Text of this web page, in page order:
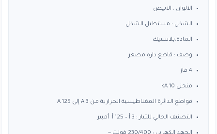
خلالالالوان : الابيض
الشكل : مستطيل الشكل
المادة:بلاستيك
وصف : قاطع دارة مصغر
4 فاز
منحنى 10 kA
قواطع الدائرة المغناطيسية الحرارية من 3 A إلى 125 A
التصنيف الحالي للتيار : 3 أ – 125 أ أمبير